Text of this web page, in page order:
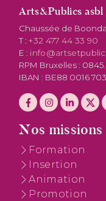
Arts&Publics asbl
Chaussée de
T :+32 477 44 33 90
E :
RPM Bruxelles :
IBAN : BE88 0016
Nos missions
Formation
Insertion
Animation
Promotion